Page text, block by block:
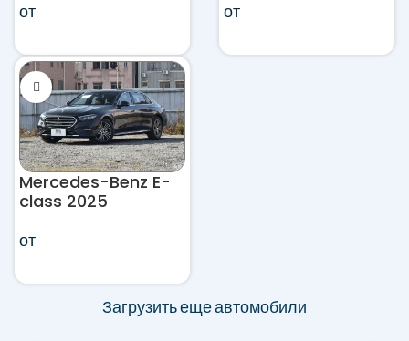
от от
Mercedes-Benz E-
class 2025
от
Загрузить еще автомобили